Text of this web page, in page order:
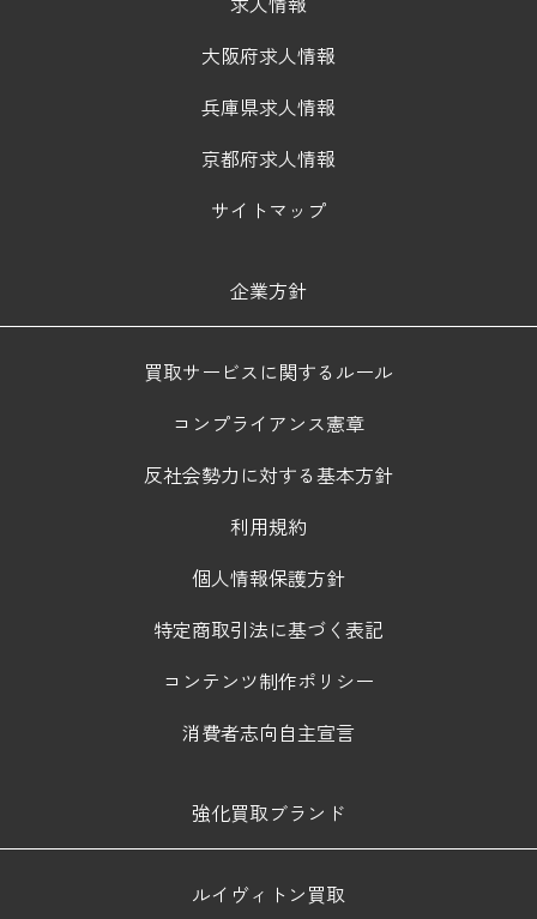
大阪府求人情報
兵庫県求人情報
京都府求人情報
サイトマップ
企業方針
買取サービスに関するルール
コンプライアンス憲章
反社会勢力に対する基本方針
利用規約
個人情報保護方針
特定商取引法に基づく表記
コンテンツ制作ポリシー
消費者志向自主宣言
強化買取ブランド
ルイヴィトン買取